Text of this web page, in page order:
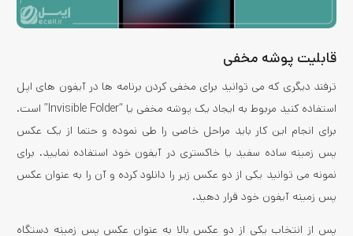
قابلیت پوشه مخفی
ترفند دیگری که می توانید برای مخفی کردن برنامه ها در آیفون های اپل
استفاده کنید مربوط به ایجاد یک پوشه مخفی یا “Invisible Folder” است.
برای انجام این کار باید مراحل خاصی را طی نموده و حتما از یک عکس
پس زمینه ساده سفید یا خاکستری در آیفون خود استفاده نمایید. برای
نمونه می توانید یکی از دو عکس زیر را دانلود کرده و آن را به عنوان عکس
پس زمینه آیفون خود قرار دهید.
پس از انتخاب یکی از دو عکس بالا به عنوان عکس پس زمینه دستگاه